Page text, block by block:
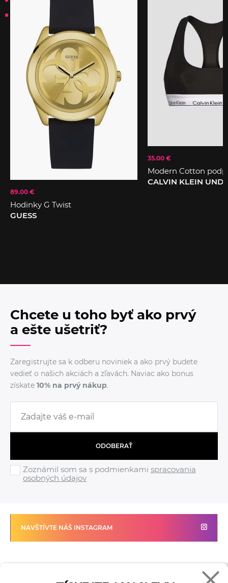
89.00 €
Hodinky G Twist
GUESS
35.00 €
Modern Cotton
CALVIN KLEIN
Chcete u toho byť ako prvý
a ešte ušetriť?
Zaregistrujte sa k odberu noviniek a ako prvý budete
vedieť o našich akciách a zľavách. Naviac ako bonus
získate 10% na prvý nákup.
ODOBERAŤ
Zoznámil som sa s podmienkami spracovania
osobných údajov
NAVŠTÍVTE NÁŠ INSTAGRAM